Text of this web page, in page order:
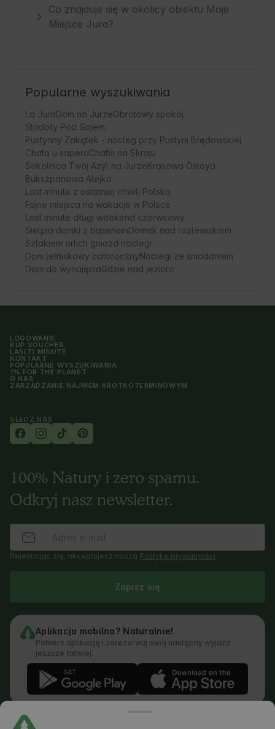
Co znajduje się w okolicy obiektu Moje
Miejsce Jura?
Popularne wyszukiwania
La JuraDom na JurzeObrotowy spokój
Stodoły Pod Gajem
Pustynny Zakątek - nocleg przy Pustyni Błędowskiej
Chata u saperaChatki na Skraju
Sokolnica Twój Azyl na JurzeKrasowa Ostoya
Bukszpanowa Alejka
Last minute z ostatniej chwili Polska
Fajne miejsca na wakacje w Polsce
Last minute długi weekend czerwcowy
Sielpia domki z basenemDomek nad rozlewiskiem
Szlakiem orlich gniazd noclegi
Dom letniskowy całorocznyNoclegi ze śniadaniem
Dom do wynajęciaGdzie nad jezioro
LOGOWANIE
KUP VOUCHER
LAS(T) MINUTE
KONTAKT
POPULARNE WYSZUKIWANIA
1% FOR THE PLANET
O NAS
ZARZĄDZANIE NAJMEM KRÓTKOTERMINOWYM
ŚLEDŹ NAS
100% Natury i zero spamu.
Odkryj nasz newsletter.
Rejestrując się, akceptujesz naszą Politykę prywatności.
Zapisz się
Aplikacja mobilna? Naturalnie!
Pobierz aplikację i zarezerwuj swój następny wyjazd
jeszcze łatwiej.